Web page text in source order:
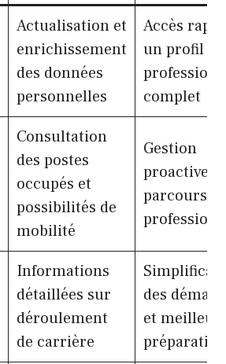
Actualisation et
enrichissement
des données
personnelles
Accès
un profil
complet
Consultation
des postes
occupés et
possibilités de
mobilité
Gestion
proactive
parcours
Informations
détaillées sur
déroulement
de carrière
des
et
préparation